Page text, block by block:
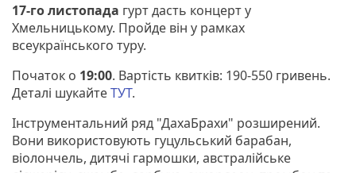
17-го листопада гурт дасть концерт у
Хмельницькому. Пройде він у рамках
всеукраїнського туру.
Початок о 19:00. Вартість квитків: 190-550 гривень.
Деталі шукайтеТУТ.
Інструментальний ряд "ДахаБрахи" розширений.
Вони використовують гуцульський барабан,
віолончель, дитячі гармошки, австралійське